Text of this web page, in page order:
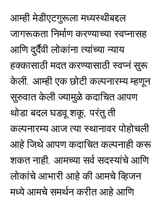
आम्ही मेडीएटगुरूला मध्यस्थीबद्दल
जागरूकता निर्माण करण्याच्या स्वप्नासह
आणि दुर्दैवी लोकांना त्यांच्या न्याय
हक्कासाठी मदत करण्यासाठी स्वप्नं सुरू
केली. आम्ही एक छोटी कल्पनारम्य म्हणून
सुरुवात केली ज्यामुळे कदाचित आपण
थोडा बदल घडवू शकू, परंतु ती
कल्पनारम्य आज त्या स्थानावर पोहोचली
आहे जिथे आपण कदाचित कल्पनाही करू
शकत नाही. आमच्या सर्व सदस्यांचे आणि
लोकांचे आभारी आहे की आमचे व्हिजन
मध्ये आमचे समर्थन करीत आहे आणि